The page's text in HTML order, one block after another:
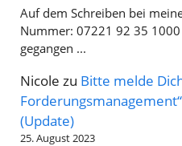
Auf dem Schreiben bei
Nummer: 07221 92 35
gegangen ...
Nicole zu Bitte melde
(Update)
25. August 2023